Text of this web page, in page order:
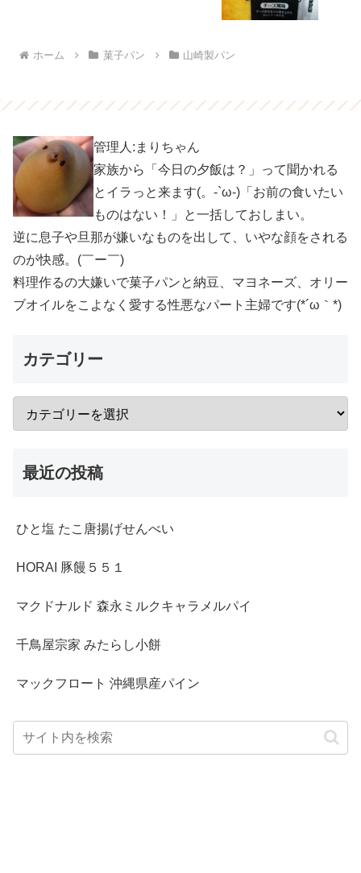
ホーム 菓子パン 山崎製パン
管理人:まりちゃん
家族から「今日の夕飯は？」って聞かれる
とイラっと来ます(。-`ω-)「お前の食いたい
ものはない！」と一括しておしまい。
逆に息子や旦那が嫌いなものを出して、いやな顔をされる
のが快感。(￣ー￣)
料理作るの大嫌いで菓子パンと納豆、マヨネーズ、オリー
ブオイルをこよなく愛する性悪なパート主婦です(*´ω｀*)
カテゴリー
最近の投稿
ひと塩 たこ唐揚げせんべい
HORAI 豚饅５５１
マクドナルド 森永ミルクキャラメルパイ
千鳥屋宗家 みたらし小餅
マックフロート 沖縄県産パイン